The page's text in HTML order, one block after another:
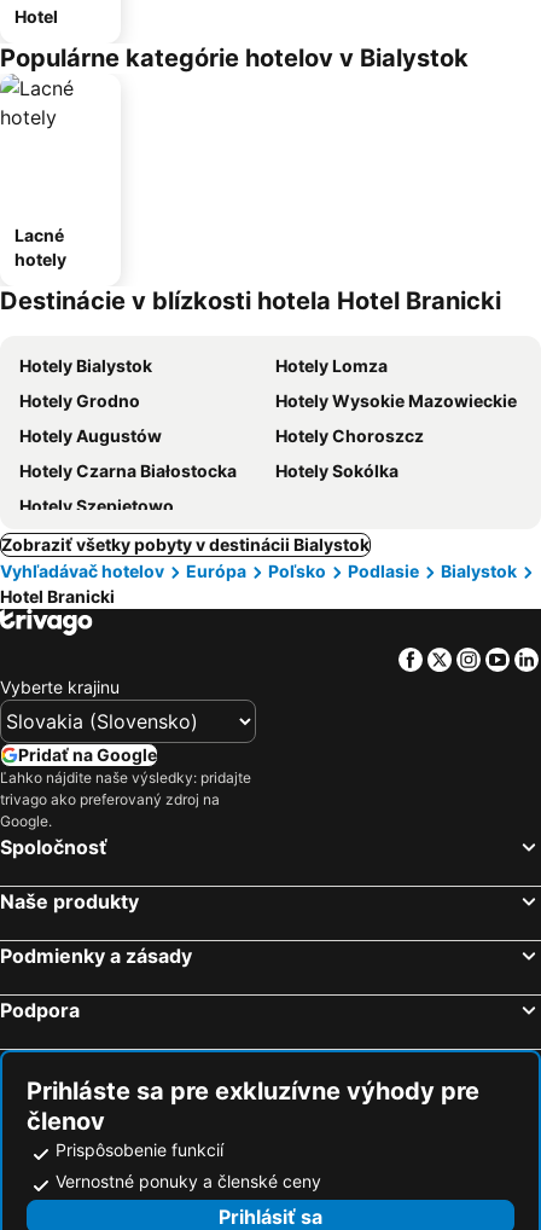
Hotel
Populárne kategórie hotelov v Bialystok
Lacné
hotely
Destinácie v blízkosti hotela Hotel Branicki
Hotely Bialystok
Hotely Lomza
Hotely Grodno
Hotely Wysokie Mazowieckie
Hotely Augustów
Hotely Choroszcz
Hotely Czarna Białostocka
Hotely Sokólka
Hotely Szepietowo
Zobraziť všetky pobyty v destinácii Bialystok
Vyhľadávač hotelov
Európa Poľsko Podlasie
Bialystok
Hotel Branicki
Facebook
Twitter
Vyberte krajinu
Pridať na Google
Ľahko nájdite naše výsledky: pridajte
trivago ako preferovaný zdroj na
Google.
Spoločnosť
Naše produkty
Podmienky a zásady
Podpora
Prihláste sa pre exkluzívne výhody pre
členov
Prispôsobenie funkcií
Vernostné ponuky a členské ceny
Prihlásiť sa